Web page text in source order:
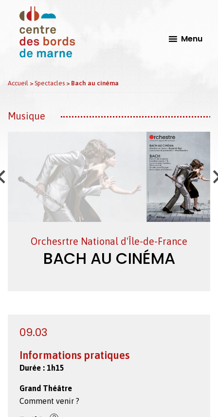
contenu
principal
CdbM
Perreux
sur
Centre
de
Conventionnée
d'Intérêt
national
Création
Menu
Accueil > Spectacles > Bach au cinéma
Musique
Orchesrtre National d'Île-de-France
BACH AU CINÉMA
09.03
Informations pratiques
Durée : 1h15
Grand Théâtre
Comment venir ?